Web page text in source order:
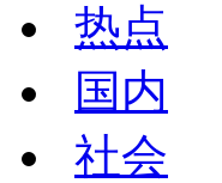
热点
国内
社会